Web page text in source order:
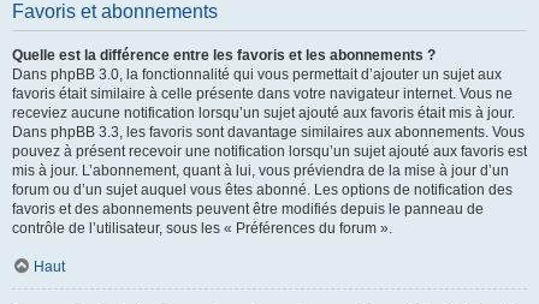
Favoris et abonnements
Quelle est la différence entre les favoris et les abonnements ?
Dans phpBB 3.0, la fonctionnalité qui vous permettait d’ajouter un sujet aux
favoris était similaire à celle présente dans votre navigateur internet. Vous ne
receviez aucune notification lorsqu’un sujet ajouté aux favoris était mis à jour.
Dans phpBB 3.3, les favoris sont davantage similaires aux abonnements. Vous
pouvez à présent recevoir une notification lorsqu’un sujet ajouté aux favoris est
mis à jour. L’abonnement, quant à lui, vous préviendra de la mise à jour d’un
forum ou d’un sujet auquel vous êtes abonné. Les options de notification des
favoris et des abonnements peuvent être modifiés depuis le panneau de
contrôle de l’utilisateur, sous les « Préférences du forum ».
Haut